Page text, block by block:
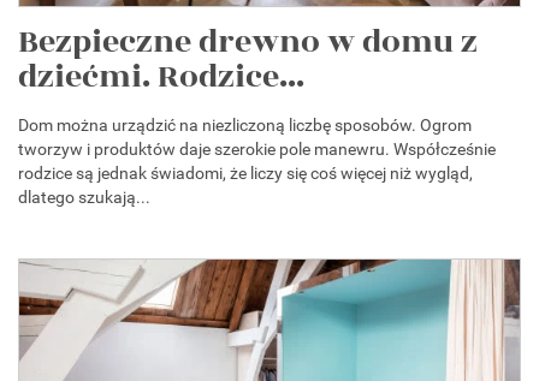
Bezpieczne drewno w domu z
dziećmi. Rodzice...
Dom można urządzić na niezliczoną liczbę sposobów. Ogrom
tworzyw i produktów daje szerokie pole manewru. Współcześnie
rodzice są jednak świadomi, że liczy się coś więcej niż wygląd,
dlatego szukają...